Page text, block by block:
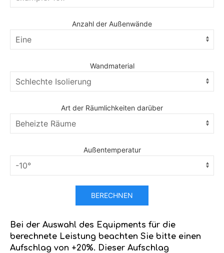
Anzahl der Außenwände
Wandmaterial
Art der Räumlichkeiten darüber
Außentemperatur
BERECHNEN
Bei der Auswahl des Equipments für die
berechnete Leistung beachten Sie bitte einen
Aufschlag von +20%. Dieser Aufschlag